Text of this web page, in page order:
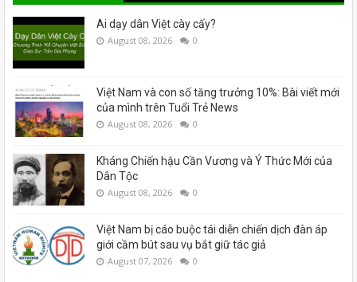
Ai dạy dân Việt cày cấy?
August 08, 2026 0
Việt Nam và con số tăng trưởng 10%: Bài viết mới
của mình trên Tuổi Trẻ News
August 08, 2026 0
Kháng Chiến hậu Cần Vương và Ý Thức Mới của
Dân Tộc
August 08, 2026 0
Việt Nam bị cáo buộc tái diễn chiến dịch đàn áp
giới cầm bút sau vụ bắt giữ tác giả
August 07, 2026 0